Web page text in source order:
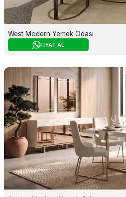
West Modern Yemek Odası
FİYAT AL